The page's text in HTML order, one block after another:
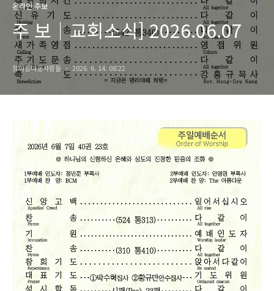
온라인 주보
주 보｜교회소식] 2026.06.07
참아름다운사람들 2026. 6. 14. 08:22